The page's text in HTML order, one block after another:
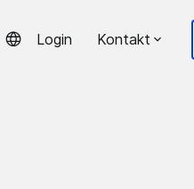
Login Kontakt